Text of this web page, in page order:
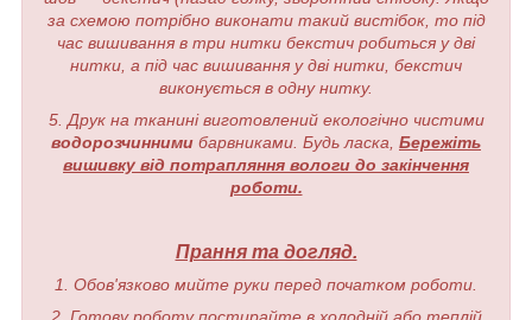
за схемою потрібно виконати такий вистібок, то під
час вишивання в три нитки бекстич робиться у дві
нитки, а під час вишивання у дві нитки, бекстич
виконується в одну нитку.
5. Друк на тканині виготовлений екологічно чистими
водорозчинними барвниками. Будь ласка, Бережіть
вишивку від потрапляння вологи до закінчення
роботи.
Прання та догляд.
1. Обов'язково мийте руки перед початком роботи.
2. Готову роботу постирайте в холодній або теплій